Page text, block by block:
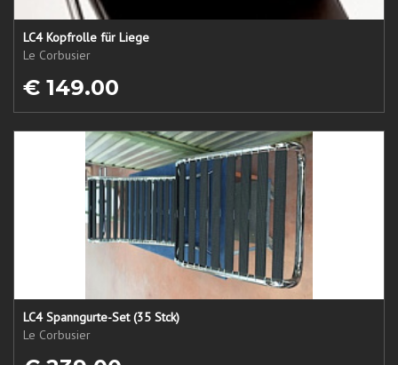
LC4 Kopfrolle für Liege
Le Corbusier
€ 149.00
LC4 Spanngurte-Set (35 Stck)
Le Corbusier